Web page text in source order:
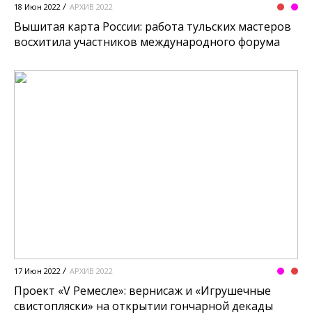
18 Июн 2022 АРХИВ 2022
Вышитая карта России: работа тульских мастеров
восхитила участников международного форума
17 Июн 2022 АРХИВ 2022
Проект «V Ремесле»: вернисаж и «Игрушечные
свистопляски» на открытии гончарной декады